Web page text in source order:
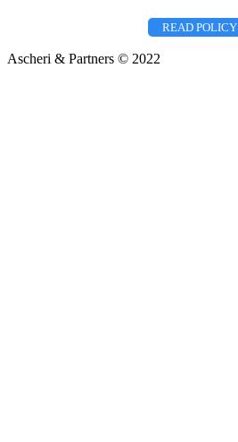
READ POLICY
Ascheri & Partners © 2022